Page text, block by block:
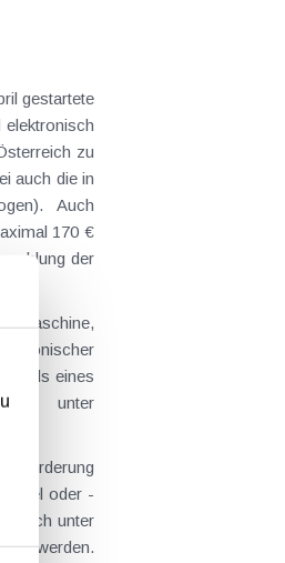
gestartete
zu
auch die in
Auch
170 €
der
Rads eines
unter
Förderung
oder -
auch unter
werden.